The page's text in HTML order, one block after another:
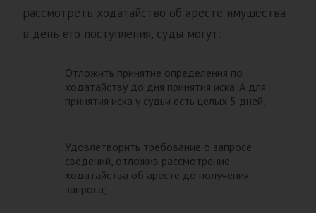
рассмотреть ходатайство об аресте имущества
в день его поступления, суды могут:
Отложить принятие определения по
ходатайству до дня принятия иска. А для
принятия иска у судьи есть целых 5 дней;
Удовлетворить требование о запросе
сведений, отложив рассмотрение
ходатайства об аресте до получения
запроса;